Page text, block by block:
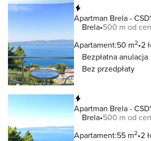
Apartman Brela -
Brela 500 m od
Apartament:50 m2 2
Bezpłatna anulacja
Bez przedpłaty
Apartman Brela -
Brela 500 m od
Apartament:55 m2 2